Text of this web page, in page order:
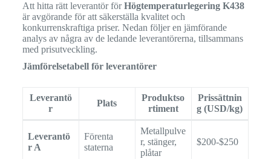
Att hitta rätt leverantör förHögtemperaturlegering K438
är avgörande för att säkerställa kvalitet och
konkurrenskraftiga priser. Nedan följer en jämförande
analys av några av de ledande leverantörerna, tillsammans
med prisutveckling.
Jämförelsetabell för leverantörer
Leverantö
r
Plats
Produktso
rtiment
Prissättnin
g (USD/kg)
Leverantö
r A
Förenta
staterna
Metallpulve
r, stänger,
plåtar
$200-$250